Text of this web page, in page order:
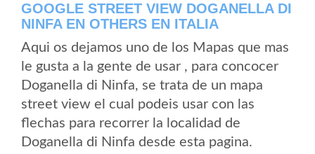
GOOGLE STREET VIEW DOGANELLA DI
NINFA EN OTHERS EN ITALIA
Aqui os dejamos uno de los Mapas que mas
le gusta a la gente de usar , para concocer
Doganella di Ninfa, se trata de un mapa
street view el cual podeis usar con las
flechas para recorrer la localidad de
Doganella di Ninfa desde esta pagina.